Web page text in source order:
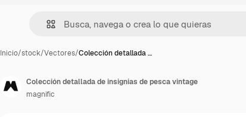
Inicio/stock/Vectores/Colección detallada …
Colección detallada de insignias de pesca vintage
magnific